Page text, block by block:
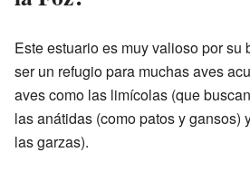
Este estuario es muy valioso por su
ser un refugio para muchas aves
aves como las limícolas (que
las anátidas (como patos y gansos)
las garzas).